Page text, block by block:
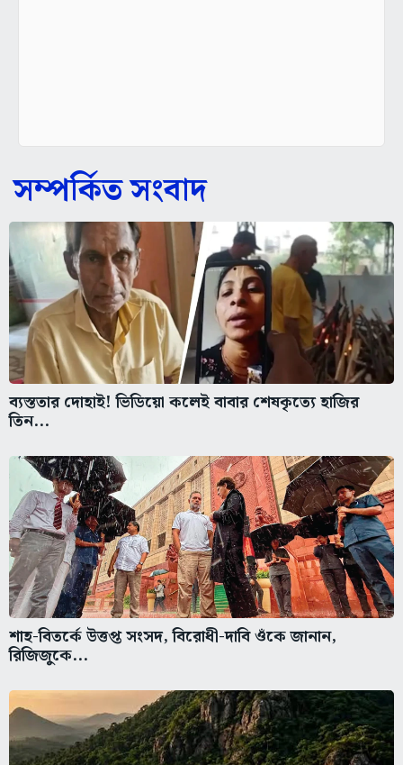
সম্পর্কিত সংবাদ
ব্যস্ততার দোহাই! ভিডিয়ো কলেই বাবার শেষকৃত্যে হাজির
তিন...
শাহ-বিতর্কে উত্তপ্ত সংসদ, বিরোধী-দাবি ওঁকে জানান,
রিজিজুকে...